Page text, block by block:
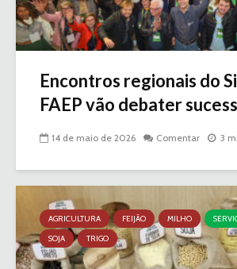
Encontros regionais do
FAEP vão debater
14 de maio de 2026 Comentar 3
AGRICULTURA FEIJÃO MILHO
SOJA
TRIGO